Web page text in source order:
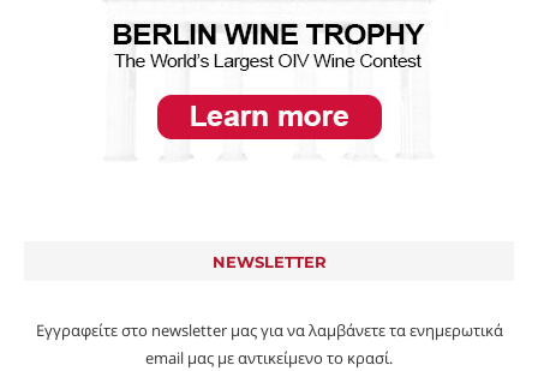
NEWSLETTER
Εγγραφείτε στο newsletter μας για να λαμβάνετε τα ενημερωτικά
email μας με αντικείμενο το κρασί.